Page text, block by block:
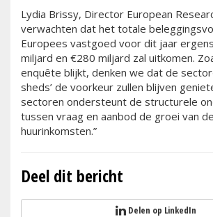
Lydia Brissy, Director European
verwachten dat het totale
Europees vastgoed voor dit jaar
miljard en €280 miljard zal uitkomen.
enquête blijkt, denken we dat de
sheds’ de voorkeur zullen blijven
sectoren ondersteunt de structurele
tussen vraag en aanbod de groei van de
huurinkomsten.”
Deel dit bericht
Delen op LinkedIn